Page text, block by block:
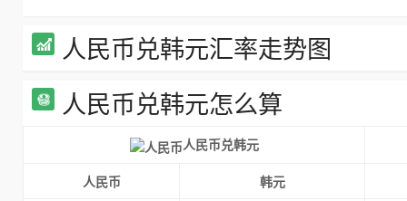
人民币兑韩元汇率走势图
人民币兑韩元怎么算
人民币兑韩元
人民币
韩元